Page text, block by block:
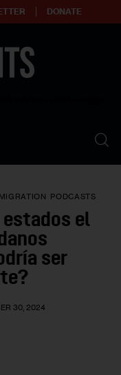
DONATE
PODCASTS
estados el
ser
30, 2024